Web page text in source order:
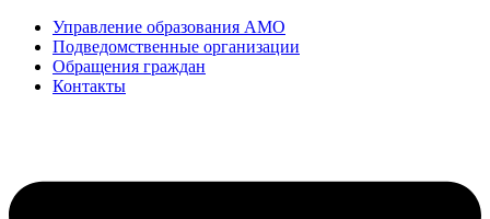
Управление образования АМО
Подведомственные организации
Обращения граждан
Контакты